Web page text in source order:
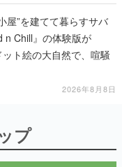
屋”を建てて暮らすサバ
n Chill』の体験版が
ト絵の大自然で、喧騒
2026年8月8日
プ